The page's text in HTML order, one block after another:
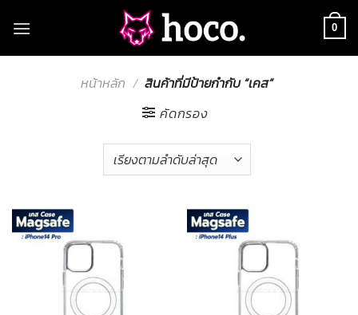
0
หน้าหลัก / สินค้าที่มีป้ายกำกับ “เคส”
คัดกรอง